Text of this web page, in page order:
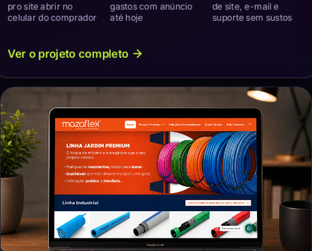
pro site abrir no
celular do comprador
gastos com anúncio
até hoje
de site, e-mail e
suporte sem sustos
Ver o projeto completo